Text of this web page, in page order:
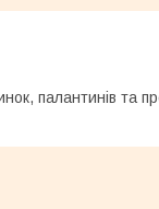
палантинів та